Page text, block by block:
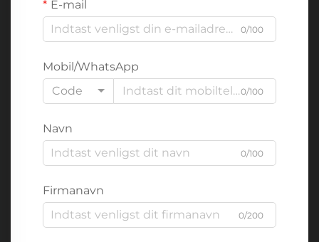
E-mail
0/100
Mobil/WhatsApp
Code
0/100
Navn
0/100
Firmanavn
0/200